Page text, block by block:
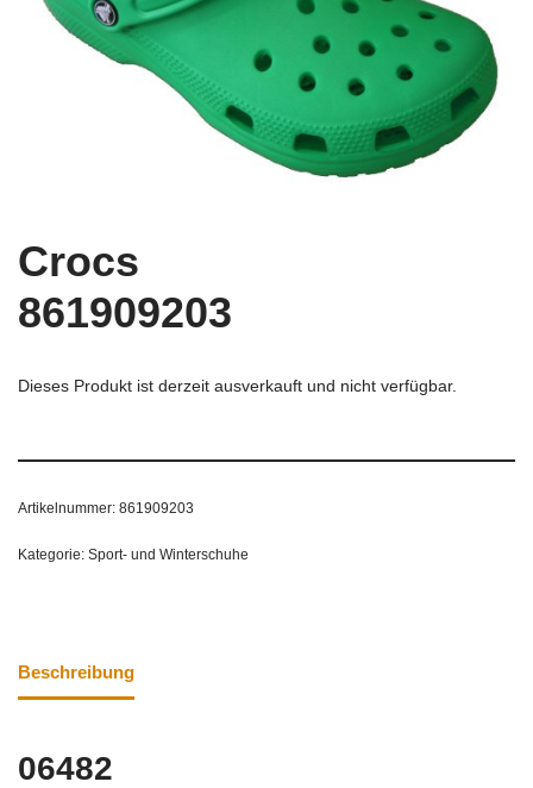
Crocs
861909203
Dieses Produkt ist derzeit ausverkauft und nicht verfügbar.
Artikelnummer: 861909203
Kategorie: Sport- und Winterschuhe
Beschreibung
06482